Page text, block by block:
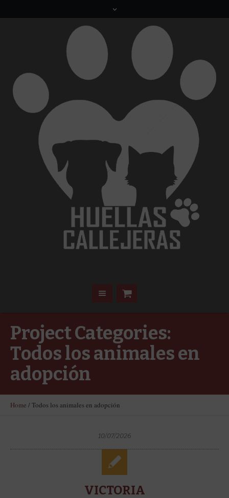
Project Categories:
Todos los animales en
adopción
Home /Todos los animales en adopción
10/07/2026
VICTORIA